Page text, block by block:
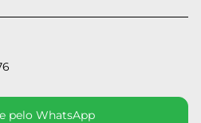
pelo WhatsApp